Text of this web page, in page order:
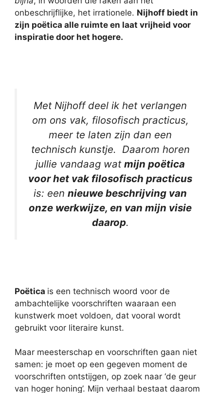
onbeschrijflijke, het irrationele. Nijhoff biedt in
zijn poëtica alle ruimte en laat vrijheid voor
inspiratie door het hogere.
Met Nijhoff deel ik het verlangen
om ons vak, filosofisch practicus,
meer te laten zijn dan een
technisch kunstje. Daarom horen
jullie vandaag wat mijn poëtica
voor het vak filosofisch practicus
is: een nieuwe beschrijving van
onze werkwijze, en van mijn visie
daarop.
Poëtica is een technisch woord voor de
ambachtelijke voorschriften waaraan een
kunstwerk moet voldoen, dat vooral wordt
gebruikt voor literaire kunst.
Maar meesterschap en voorschriften gaan niet
samen: je moet op een gegeven moment de
voorschriften ontstijgen, op zoek naar ‘de geur
van hoger honing’. Mijn verhaal bestaat daarom